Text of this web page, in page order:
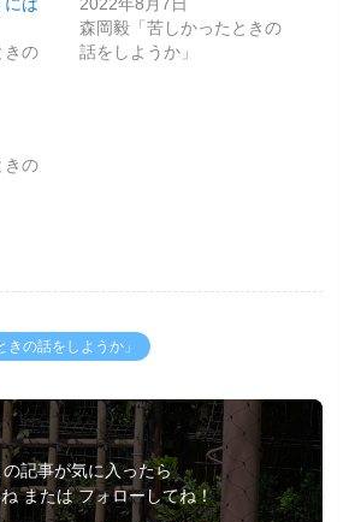
きの
森岡毅「苦しかったときの
話をしようか」
きの
の話をしようか」
の記事が気に入ったら
または フォローしてね！